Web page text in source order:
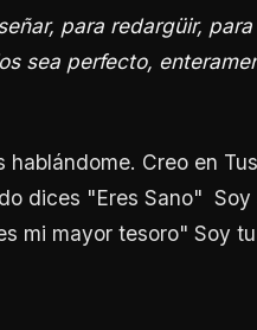
para redargüir,
sea perfecto,
Creo en Tus
dices "Eres Sano" Soy
mi mayor tesoro" Soy